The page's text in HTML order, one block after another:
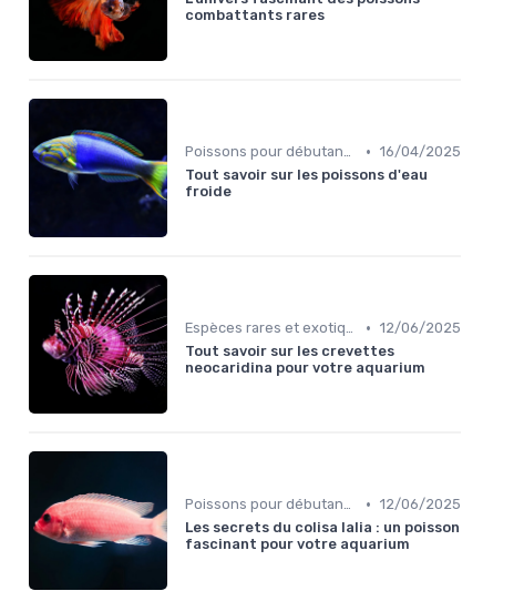
combattants rares
Poissons pour débutants • 16/04/2025
Tout savoir sur les poissons d'eau
froide
Espèces rares et exotiques • 12/06/2025
Tout savoir sur les crevettes
neocaridina pour votre aquarium
Poissons pour débutants • 12/06/2025
Les secrets du colisa lalia : un poisson
fascinant pour votre aquarium